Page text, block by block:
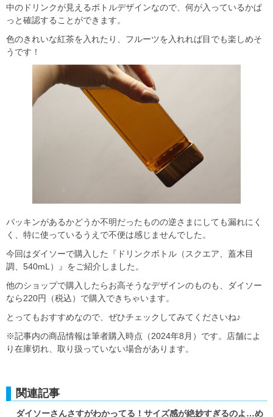
中のドリンクが見えるボトルデザインなので、何が入っているかぱ
っと確認することができます。
色のきれいな紅茶を入れたり、フルーツを入れれば目でも楽しめそ
うです！
パッキンがあるかどうか不明だったものの逆さまにしても漏れにく
く、特に使っているうえで不便は感じませんでした。
今回はダイソーで購入した『ドリンクボトル（スクエア、蓋木目
調、540mL）』をご紹介しました。
他のショップで購入したらお高そうなデザインのものも、ダイソー
なら220円（税込）で購入できちゃいます。
とってもおすすめなので、ぜひチェックしてみてくださいね♪
※記事内の商品情報は筆者購入時点（2024年8月）です。店舗によ
り在庫切れ、取り扱っていない場合があります。
関連記事
ダイソーさんさすがわかってる！サイズ感が絶妙すぎるのよ…め